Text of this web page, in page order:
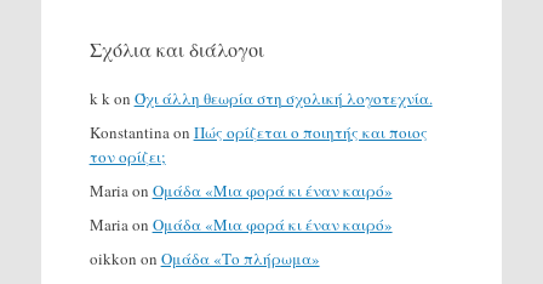
Σχόλια και διάλογοι
k k on Όχι άλλη θεωρία στη σχολική λογοτεχνία.
Konstantina on Πώς ορίζεται ο ποιητής και ποιος
τον ορίζει;
Maria on Ομάδα «Μια φορά κι έναν καιρό»
Maria on Ομάδα «Μια φορά κι έναν καιρό»
oikkon on Ομάδα «Το πλήρωμα»